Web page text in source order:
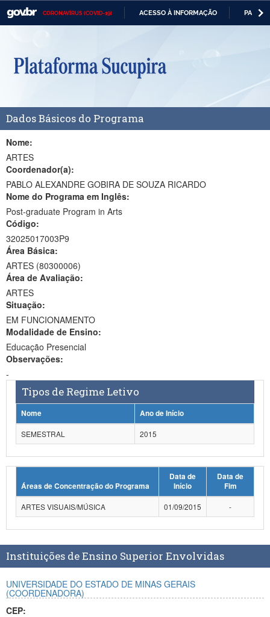
CORONAVÍRUS (COVID-19) ACESSO À INFORMAÇÃO
Casa Civil
Ministério da Defesa
Ministério da Economia
Ministério da Infraestrutura
Ministério da Educação
Ministério da Cidadania
Ministério da Saúde
Ministério da Ciência, Tecnologia, Inovações e Comunicações
Ministério do Meio Ambiente
Ministério do Turismo
Ministério do Desenvolvimento Regional
Controladoria-Geral da União
Ministério da Mulher, da Família e dos Direitos Humanos
Dados Básicos do Programa
Nome:
ARTES
Coordenador(a):
PABLO ALEXANDRE GOBIRA DE SOUZA RICARDO
Nome do Programa em Inglês:
Post-graduate Program in Arts
Código:
32025017003P9
Área Básica:
ARTES (80300006)
Área de Avaliação:
ARTES
Situação:
EM FUNCIONAMENTO
Modalidade de Ensino:
Educação Presencial
Observações:
-
Tipos de Regime Letivo
Nome
Ano de Início
SEMESTRAL
2015
Áreas de Concentração do Programa
Data de
Início
Data de
Fim
ARTES VISUAIS/MÚSICA
01/09/2015 -
Instituições de Ensino Superior Envolvidas
UNIVERSIDADE DO ESTADO DE MINAS GERAIS
(COORDENADORA)
CEP: